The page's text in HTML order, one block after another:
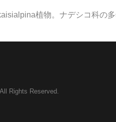
植物。ナデシコ科の
Rights Reserved.